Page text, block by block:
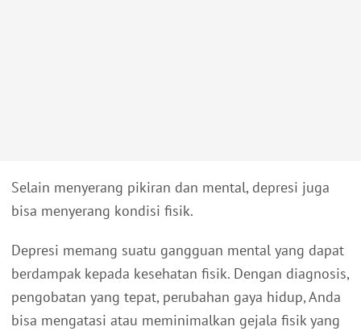
Selain menyerang pikiran dan mental, depresi juga
bisa menyerang kondisi fisik.
Depresi memang suatu gangguan mental yang dapat
berdampak kepada kesehatan fisik. Dengan diagnosis,
pengobatan yang tepat, perubahan gaya hidup, Anda
bisa mengatasi atau meminimalkan gejala fisik yang